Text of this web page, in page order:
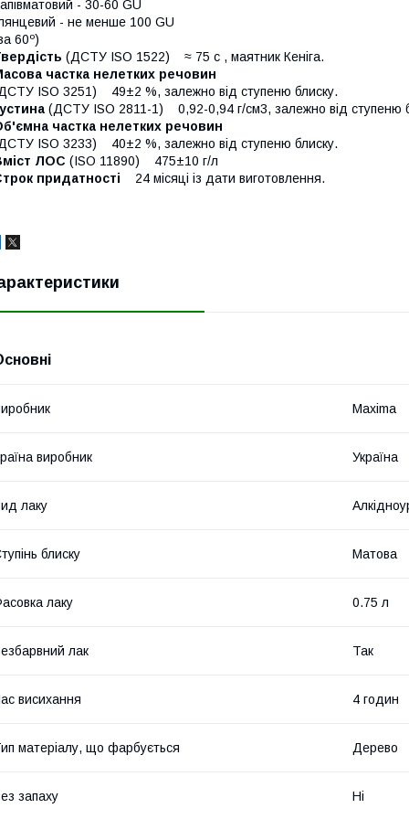
- 30-60 GU
- не менше 100 GU
60º)
(ДСТУ ISO 1522) ≈ 75 с , маятник Кеніга.
частка нелетких речовин
ISO 3251) 49±2 %, залежно від ступеню блиску.
(ДСТУ ISO 2811-1) 0,92-0,94 г/см3, залежно від ступеню
частка нелетких речовин
ISO 3233) 40±2 %, залежно від ступеню блиску.
ЛОС (ISO 11890) 475±10 г/л
придатності
24 місяці із дати виготовлення.
Maxima
виробник Україна
лаку
блиску Матова
лаку 0.75 л
лак Так
висихання 4 годин
матеріалу, що фарбується Дерево
запаху Ні